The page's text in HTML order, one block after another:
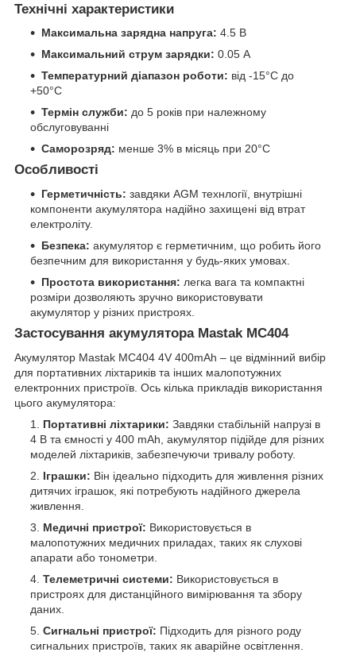
Технічні характеристики
Максимальна зарядна напруга: 4.5 В
Максимальний струм зарядки: 0.05 A
Температурний діапазон роботи: від -15°C до
+50°C
Термін служби: до 5 років при належному
обслуговуванні
Саморозряд: менше 3% в місяць при 20°C
Особливості
Герметичність: завдяки AGM технлогії, внутрішні
компоненти акумулятора надійно захищені від втрат
електроліту.
Безпека: акумулятор є герметичним, що робить його
безпечним для використання у будь-яких умовах.
Простота використання: легка вага та компактні
розміри дозволяють зручно використовувати
акумулятор у різних пристроях.
Застосування акумулятора Mastak MC404
Акумулятор Mastak MC404 4V 400mAh – це відмінний вибір
для портативних ліхтариків та інших малопотужних
електронних пристроїв. Ось кілька прикладів використання
цього акумулятора:
Портативні ліхтарики: Завдяки стабільній напрузі в
4 В та ємності у 400 mAh, акумулятор підійде для різних
моделей ліхтариків, забезпечуючи тривалу роботу.
Іграшки: Він ідеально підходить для живлення різних
дитячих іграшок, які потребують надійного джерела
живлення.
Медичні пристрої: Використовується в
малопотужних медичних приладах, таких як слухові
апарати або тонометри.
Телеметричні системи: Використовується в
пристроях для дистанційного вимірювання та збору
даних.
Сигнальні пристрої: Підходить для різного роду
сигнальних пристроїв, таких як аварійне освітлення.